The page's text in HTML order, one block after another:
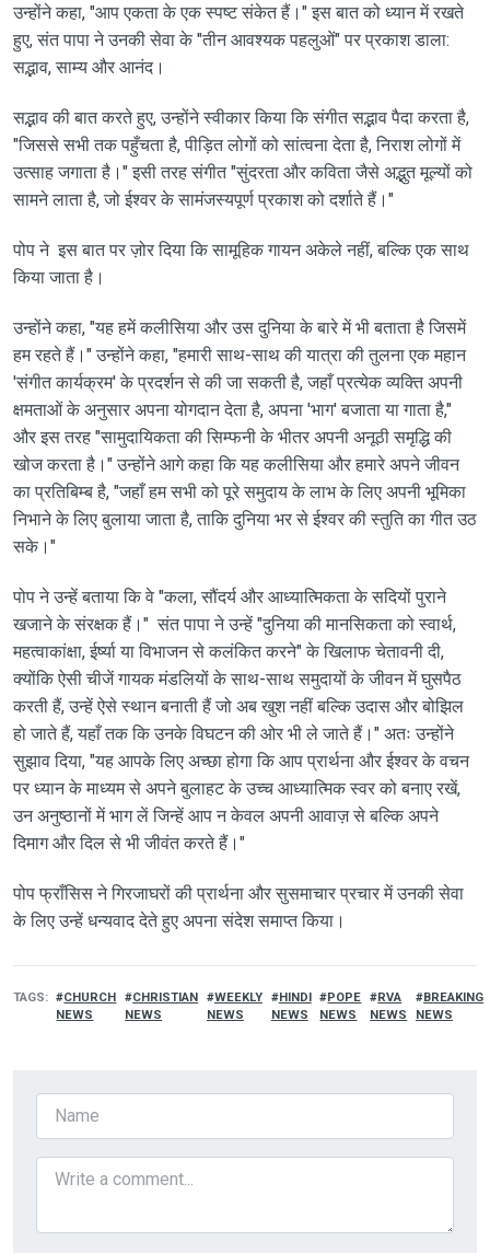
उन्होंने कहा, "आप एकता के एक स्पष्ट संकेत हैं।" इस बात को ध्यान में रखते
हुए, संत पापा ने उनकी सेवा के "तीन आवश्यक पहलुओं" पर प्रकाश डाला:
सद्भाव, साम्य और आनंद।
सद्भाव की बात करते हुए, उन्होंने स्वीकार किया कि संगीत सद्भाव पैदा करता है,
"जिससे सभी तक पहुँचता है, पीड़ित लोगों को सांत्वना देता है, निराश लोगों में
उत्साह जगाता है।" इसी तरह संगीत "सुंदरता और कविता जैसे अद्भुत मूल्यों को
सामने लाता है, जो ईश्वर के सामंजस्यपूर्ण प्रकाश को दर्शाते हैं।"
पोप ने इस बात पर ज़ोर दिया कि सामूहिक गायन अकेले नहीं, बल्कि एक साथ
किया जाता है।
उन्होंने कहा, "यह हमें कलीसिया और उस दुनिया के बारे में भी बताता है जिसमें
हम रहते हैं।" उन्होंने कहा, "हमारी साथ-साथ की यात्रा की तुलना एक महान
'संगीत कार्यक्रम' के प्रदर्शन से की जा सकती है, जहाँ प्रत्येक व्यक्ति अपनी
क्षमताओं के अनुसार अपना योगदान देता है, अपना 'भाग' बजाता या गाता है,"
और इस तरह "सामुदायिकता की सिम्फनी के भीतर अपनी अनूठी समृद्धि की
खोज करता है।" उन्होंने आगे कहा कि यह कलीसिया और हमारे अपने जीवन
का प्रतिबिम्ब है, "जहाँ हम सभी को पूरे समुदाय के लाभ के लिए अपनी भूमिका
निभाने के लिए बुलाया जाता है, ताकि दुनिया भर से ईश्वर की स्तुति का गीत उठ
सके।"
पोप ने उन्हें बताया कि वे "कला, सौंदर्य और आध्यात्मिकता के सदियों पुराने
खजाने के संरक्षक हैं।" संत पापा ने उन्हें "दुनिया की मानसिकता को स्वार्थ,
महत्वाकांक्षा, ईर्ष्या या विभाजन से कलंकित करने" के खिलाफ चेतावनी दी,
क्योंकि ऐसी चीजें गायक मंडलियों के साथ-साथ समुदायों के जीवन में घुसपैठ
करती हैं, उन्हें ऐसे स्थान बनाती हैं जो अब खुश नहीं बल्कि उदास और बोझिल
हो जाते हैं, यहाँ तक कि उनके विघटन की ओर भी ले जाते हैं।" अतः उन्होंने
सुझाव दिया, "यह आपके लिए अच्छा होगा कि आप प्रार्थना और ईश्वर के वचन
पर ध्यान के माध्यम से अपने बुलाहट के उच्च आध्यात्मिक स्वर को बनाए रखें,
उन अनुष्ठानों में भाग लें जिन्हें आप न केवल अपनी आवाज़ से बल्कि अपने
दिमाग और दिल से भी जीवंत करते हैं।"
पोप फ्राँसिस ने गिरजाघरों की प्रार्थना और सुसमाचार प्रचार में उनकी सेवा
के लिए उन्हें धन्यवाद देते हुए अपना संदेश समाप्त किया।
TAGS
CHURCH
NEWS
CHRISTIAN
NEWS
WEEKLY
NEWS
HINDI
NEWS
POPE
NEWS
RVA
NEWS
BREAKING
NEWS